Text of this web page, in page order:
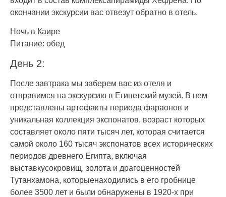
окончании экскурсии вас отвезут обратно в отель.
Ночь в Каире
Питание: обед
День 2:
После завтрака мы заберем вас из отеля и
отправимся на экскурсию в Египетский музей. В нем
представлены артефакты периода фараонов и
уникальная коллекция экспонатов, возраст которых
составляет около пяти тысяч лет, которая считается
самой около 160 тысяч экспонатов всех исторических
периодов древнего Египта, включая
выставкусокровищ, золота и драгоценностей
Тутанхамона, которыенаходились в его гробнице
более 3500 лет и были обнаружены в 1920-х при